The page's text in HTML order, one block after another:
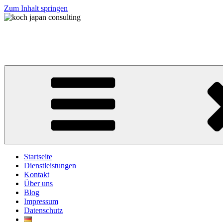
Zum Inhalt springen
Startseite
Dienstleistungen
Kontakt
Über uns
Blog
Impressum
Datenschutz